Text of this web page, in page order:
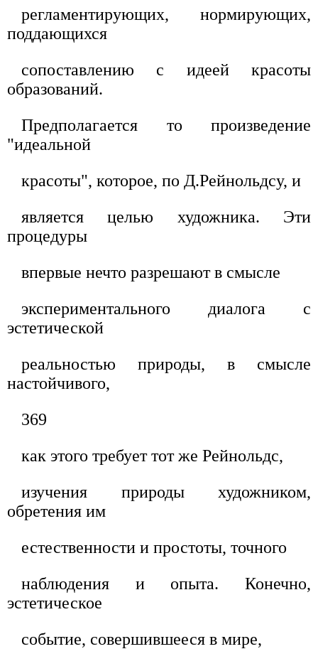
регламентирующих, нормирующих,
поддающихся
сопоставлению с идеей красоты
образований.
Предполагается то произведение
"идеальной
красоты", которое, по Д.Рейнольдсу, и
является целью художника. Эти
процедуры
впервые нечто разрешают в смысле
экспериментального диалога с
эстетической
реальностью природы, в смысле
настойчивого,
369
как этого требует тот же Рейнольдс,
изучения природы художником,
обретения им
естественности и простоты, точного
наблюдения и опыта. Конечно,
эстетическое
событие, совершившееся в мире,